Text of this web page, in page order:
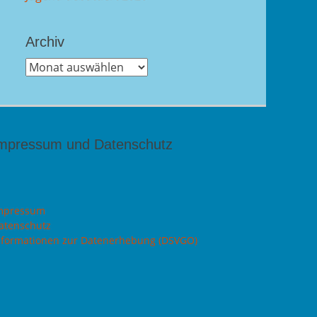
Archiv
Archiv
und Datenschutz
zur Datenerhebung (DSVGO)